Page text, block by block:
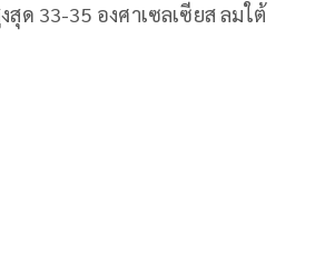
33-35 องศาเซลเซียส ลมใต้